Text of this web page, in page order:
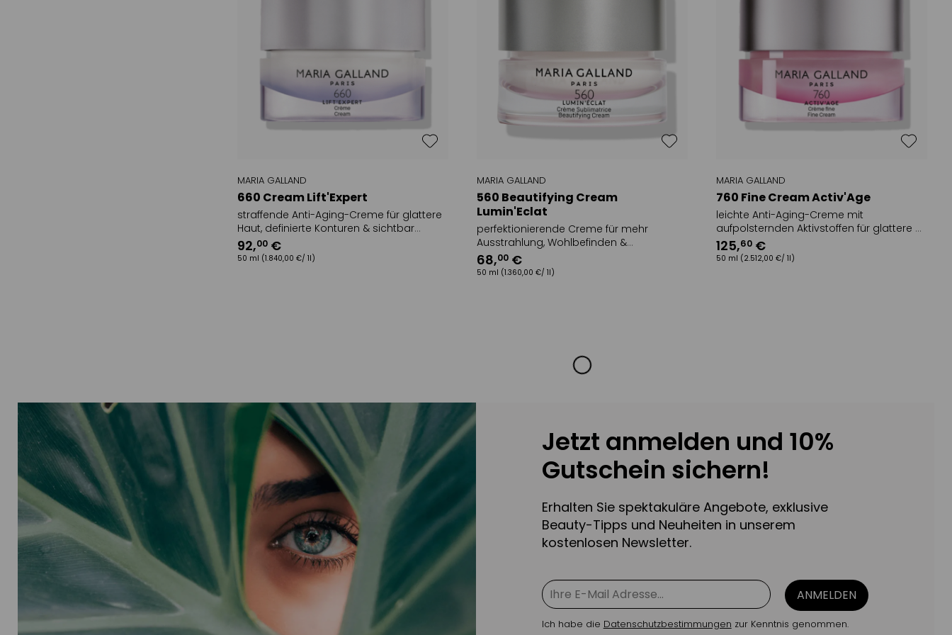
MARIA GALLAND
660 Cream Lift'Expert
straffende Anti-Aging-Creme für glattere
Haut, definierte Konturen & sichtbar
gemilderte Falten
92,00 €
50 ml (1.840,00 €/ 1l)
MARIA GALLAND
560 Beautifying Cream
Lumin'Eclat
perfektionierende Creme für mehr
Ausstrahlung, Wohlbefinden &
entspannter wirkende Gesichtszüge
68,00 €
50 ml (1.360,00 €/ 1l)
MARIA GALLAND
760 Fine Cream Activ'Age
leichte Anti-Aging-Creme mit
aufpolsternden Aktivstoffen für glattere &
geschmeidigere Haut
125,60 €
50 ml (2.512,00 €/ 1l)
Jetzt anmelden und 10%
Gutschein sichern!
Erhalten Sie spektakuläre Angebote, exklusive
Beauty-Tipps und Neuheiten in unserem
kostenlosen Newsletter.
ANMELDEN
Ich habe die Datenschutzbestimmungen zur Kenntnis genommen.